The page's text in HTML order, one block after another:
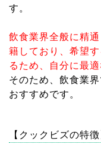
す。
飲食業界全般に精
籍しており、希望
るため、自分に最
そのため、飲食業
おすすめです。
【クックビズの特徴